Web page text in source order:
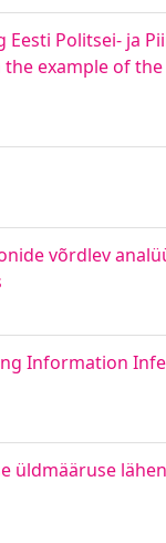
Politsei- ja
example of the
võrdlev
Information